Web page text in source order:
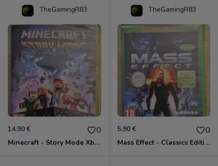
TheGamingR83
14.90 € 0
Minecraft - Story Mode Xbox 360
TheGamingR83
5.90 € 0
Mass Effect - Classics Edition Xbox 360